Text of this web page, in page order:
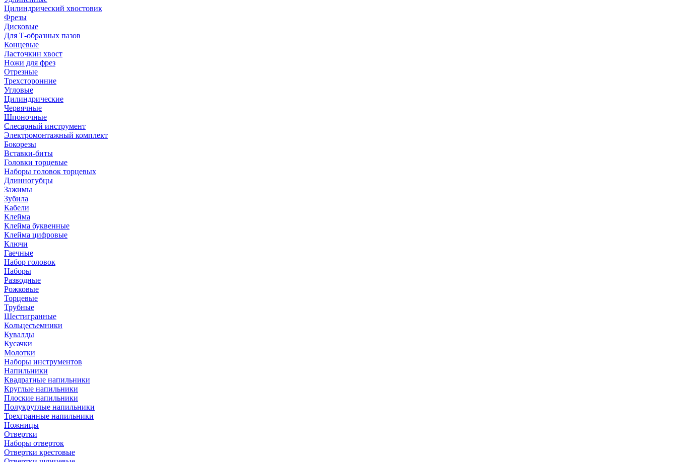
Цилиндрический хвостовик
Фрезы
Дисковые
Для Т-образных пазов
Концевые
Ласточкин хвост
Ножи для фрез
Отрезные
Трехсторонние
Угловые
Цилиндрические
Червячные
Шпоночные
Слесарный инструмент
Электромонтажный комплект
Бокорезы
Вставки-биты
Головки торцевые
Наборы головок торцевых
Длинногубцы
Зажимы
Зубила
Кабели
Клейма
Клейма буквенные
Клейма цифровые
Ключи
Гаечные
Набор головок
Наборы
Разводные
Рожковые
Торцевые
Трубные
Шестигранные
Кольцесъемники
Кувалды
Кусачки
Молотки
Наборы инструментов
Напильники
Квадратные напильники
Круглые напильники
Плоские напильники
Полукруглые напильники
Трехгранные напильники
Ножницы
Отвертки
Наборы отверток
Отвертки крестовые